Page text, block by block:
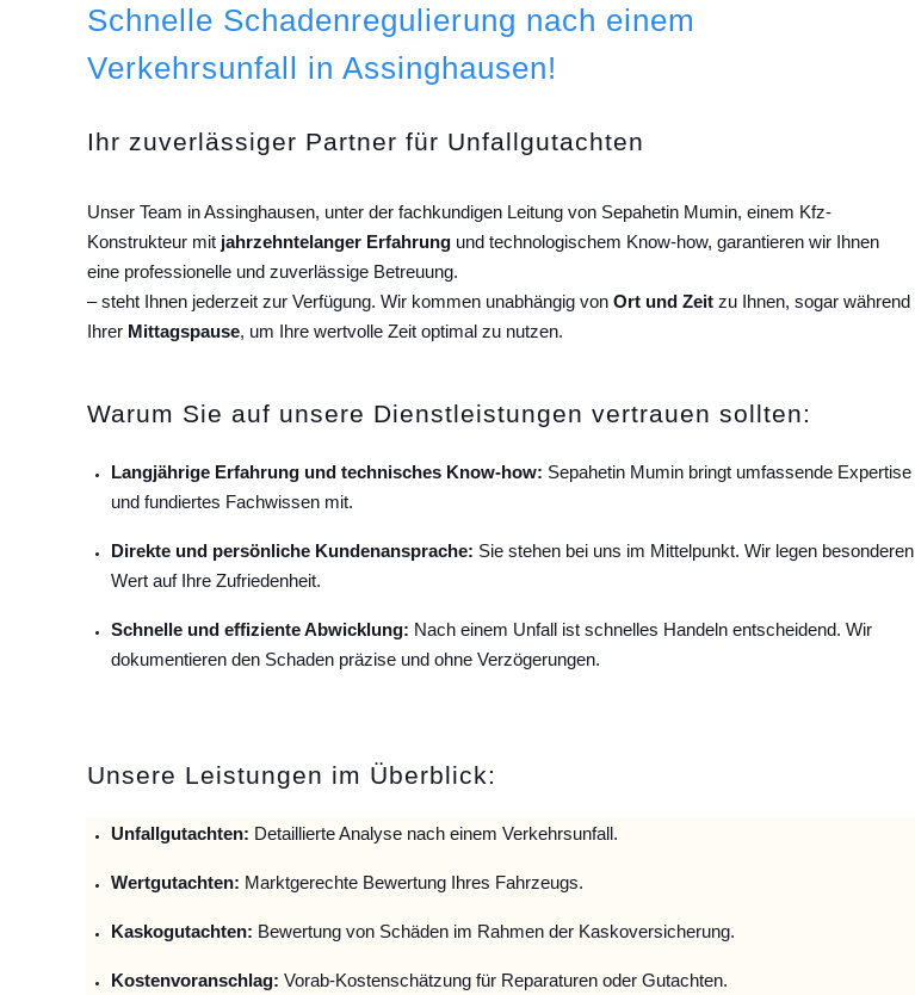
Schnelle Schadenregulierung nach einem
Verkehrsunfall in Assinghausen!
Ihr zuverlässiger Partner für Unfallgutachten
Unser Team in Assinghausen, unter der fachkundigen Leitung von Sepahetin Mumin, einem Kfz-
Konstrukteur mit jahrzehntelanger Erfahrung und technologischem Know-how, garantieren wir Ihnen
eine professionelle und zuverlässige Betreuung.
– steht Ihnen jederzeit zur Verfügung. Wir kommen unabhängig von Ort und Zeit zu Ihnen, sogar während
Ihrer Mittagspause, um Ihre wertvolle Zeit optimal zu nutzen.
Warum Sie auf unsere Dienstleistungen vertrauen sollten:
Langjährige Erfahrung und technisches Know-how: Sepahetin Mumin bringt umfassende Expertise
und fundiertes Fachwissen mit.
Direkte und persönliche Kundenansprache: Sie stehen bei uns im Mittelpunkt. Wir legen besonderen
Wert auf Ihre Zufriedenheit.
Schnelle und effiziente Abwicklung: Nach einem Unfall ist schnelles Handeln entscheidend. Wir
dokumentieren den Schaden präzise und ohne Verzögerungen.
Unsere Leistungen im Überblick:
Unfallgutachten: Detaillierte Analyse nach einem Verkehrsunfall.
Wertgutachten: Marktgerechte Bewertung Ihres Fahrzeugs.
Kaskogutachten: Bewertung von Schäden im Rahmen der Kaskoversicherung.
Kostenvoranschlag: Vorab-Kostenschätzung für Reparaturen oder Gutachten.